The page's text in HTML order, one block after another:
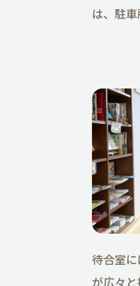
は、駐車
待合室
が広々と